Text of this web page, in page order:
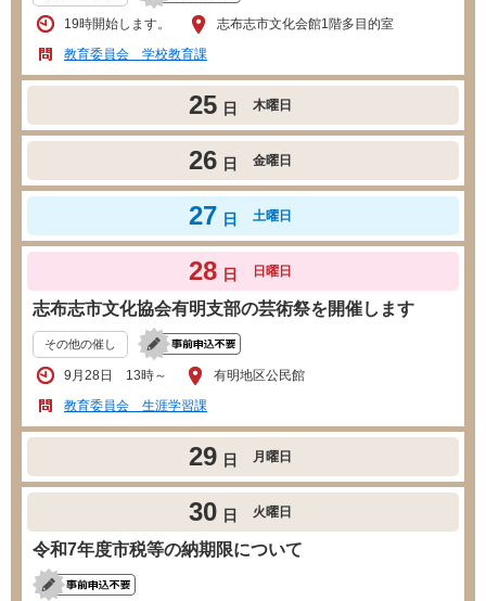
19時開始します。
志布志市文化会館1階多目的室
教育委員会 学校教育課
25 日 木曜日
26 日 金曜日
27 日 土曜日
28 日 日曜日
志布志市文化協会有明支部の芸術祭を開催します
その他の催し
9月28日 13時～
有明地区公民館
教育委員会 生涯学習課
29 日 月曜日
30 日 火曜日
令和7年度市税等の納期限について